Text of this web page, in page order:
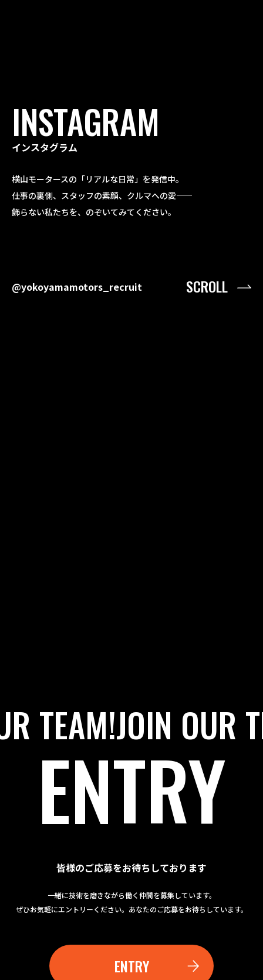
INSTAGRAM
インスタグラム
横山モータースの「リアルな日常」を発信中。
仕事の裏側、スタッフの素顔、クルマへの愛——
飾らない私たちを、のぞいてみてください。
@yokoyamamotors_recruit SCROLL
TEAM!JOIN OUR
ENTRY
皆様のご応募をお待ちしております
一緒に技術を磨きながら働く仲間を募集しています。
ぜひお気軽にエントリーください。あなたのご応募をお待ちしています。
ENTRY